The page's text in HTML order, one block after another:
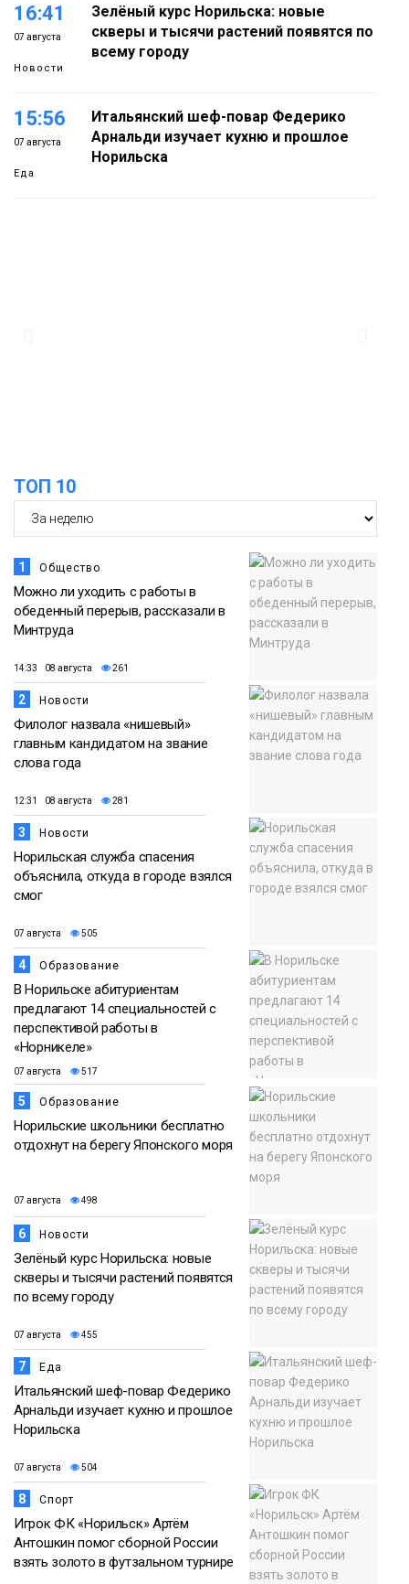
16:41
07 августа
Новости
Зелёный курс Норильска: новые
скверы и тысячи растений появятся по
всему городу
15:56
07 августа
Еда
Итальянский шеф-повар Федерико
Арнальди изучает кухню и прошлое
Норильска
Новости
ТОП 10
1 Общество
Можно ли уходить с работы в
обеденный перерыв, рассказали в
Минтруда
14:33 08 августа 261
2 Новости
Филолог назвала «нишевый»
главным кандидатом на звание
слова года
12:31 08 августа 281
3 Новости
Норильская служба спасения
объяснила, откуда в городе взялся
смог
07 августа 505
4 Образование
В Норильске абитуриентам
предлагают 14 специальностей с
перспективой работы в
«Норникеле»
07 августа 517
5 Образование
Норильские школьники бесплатно
отдохнут на берегу Японского моря
07 августа 498
6 Новости
Зелёный курс Норильска: новые
скверы и тысячи растений появятся
по всему городу
07 августа 455
7 Еда
Итальянский шеф-повар Федерико
Арнальди изучает кухню и прошлое
Норильска
07 августа 504
8 Спорт
Игрок ФК «Норильск» Артём
Антошкин помог сборной России
взять золото в футзальном турнире